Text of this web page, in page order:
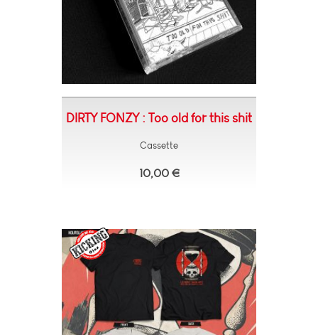
DIRTY FONZY : Too old for this shit
Cassette
10,00 €